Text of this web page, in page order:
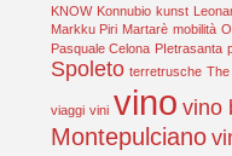
KNOW Konnubio kunst
Markku Piri Martarè mobilità
Pasquale Celona PIetrasanta
Spoleto terretrusche The
viaggi vini vino vino
Montepulciano